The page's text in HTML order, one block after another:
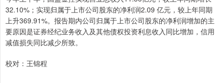
32.10%；实现归属于上市公司股东的净利润2.09 亿元，较上年同期
上升369.91%。报告期内公司归属于上市公司股东的净利润增加的主
要原因是证券经纪业务收入及其他债权投资利息收入同比增加，信用
减值损失同比减少所致。
校对：王锦程